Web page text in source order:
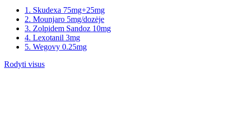
1. Skudexa 75mg+25mg
2. Mounjaro 5mg/dozėje
3. Zolpidem Sandoz 10mg
4. Lexotanil 3mg
5. Wegovy 0.25mg
Rodyti visus